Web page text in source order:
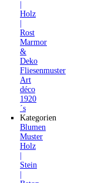
Holz
Rost
Marmor
&
Deko
Fliesenmuster
Art
déco
1920
´s
Kategorien
Blumen
Muster
Holz
Stein